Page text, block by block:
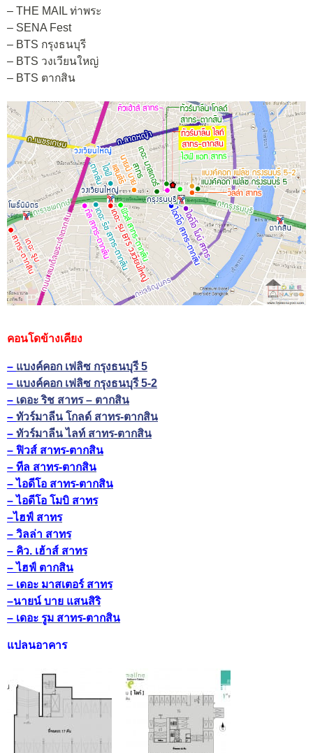
– THE MAIL ท่าพระ
– SENA Fest
– BTS กรุงธนบุรี
– BTS วงเวียนใหญ่
– BTS ตากสิน
คอนโดข้างเคียง
– แบงค์คอก เฟลิซ กรุงธนบุรี 5
– แบงค์คอก เฟลิซ กรุงธนบุรี 5-2
– เดอะ ริช สาทร – ตากสิน
– ทัวร์มาลีน โกลด์ สาทร-ตากสิน
– ทัวร์มาลีน ไลท์ สาทร-ตากสิน
– ฟิวส์ สาทร-ตากสิน
– ทีล สาทร-ตากสิน
–ไอดีโอ สาทร-ตากสิน
–ไอดีโอ โมบิ สาทร
–ไฮฟ์ สาทร
– วิลล่า สาทร
– คิว. เฮ้าส์ สาทร
–ไฮฟ์ ตากสิน
– เดอะ มาสเตอร์ สาทร
–นายน์ บาย แสนสิริ
– เดอะ รูม สาทร-ตากสิน
แปลนอาคาร